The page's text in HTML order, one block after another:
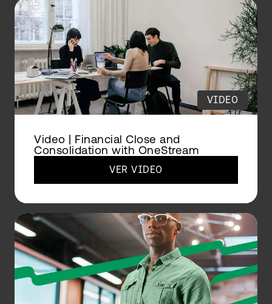
VIDEO
Video | Financial Close and
Consolidation with OneStream
VER VIDEO